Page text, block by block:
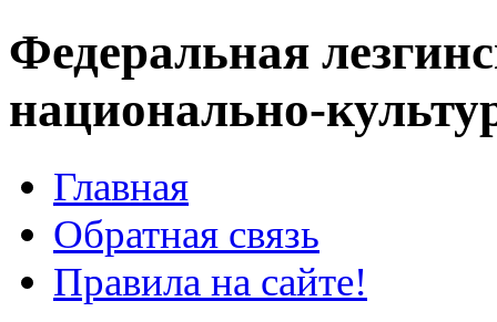
Федеральная
национально-
Главная
Обратная связь
Правила на сайте!